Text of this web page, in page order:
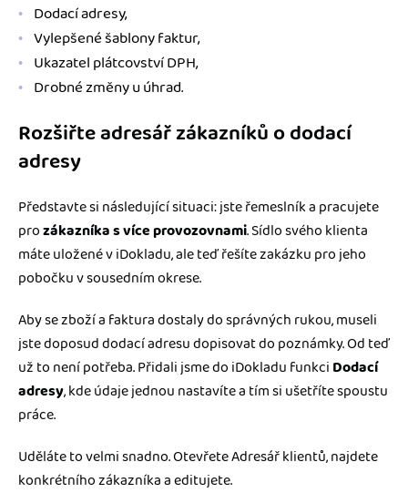
Dodací adresy,
Vylepšené šablony faktur,
Ukazatel plátcovství DPH,
Drobné změny u úhrad.
Rozšiřte adresář zákazníků o dodací
adresy
Představte si následující situaci: jste řemeslník a pracujete
prozákazníka s více provozovnami. Sídlo svého klienta
máte uložené v iDokladu, ale teď řešíte zakázku pro jeho
pobočku v sousedním okrese.
Aby se zboží a faktura dostaly do správných rukou, museli
jste doposud dodací adresu dopisovat do poznámky. Od teď
už to není potřeba. Přidali jsme do iDokladu funkci Dodací
adresy, kde údaje jednou nastavíte a tím si ušetříte spoustu
práce.
Uděláte to velmi snadno. Otevřete Adresář klientů, najdete
konkrétního zákazníka a editujete.